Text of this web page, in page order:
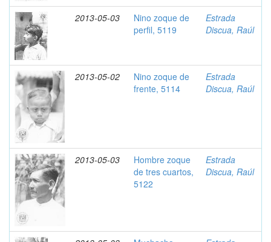
2013-05-03
Nino zoque de
perfil, 5119
Estrada
Discua, Raúl
2013-05-02
Nino zoque de
frente, 5114
Estrada
Discua, Raúl
2013-05-03
Hombre zoque
de tres cuartos,
5122
Estrada
Discua, Raúl